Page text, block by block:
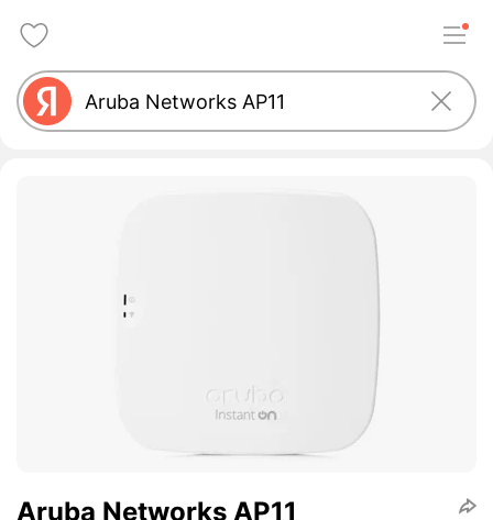
Aruba Networks AP11